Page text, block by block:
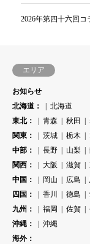
2026年第四十六回コ
エリア
お知らせ
北海道：
北海道
東北：
青森 秋田
関東：
茨城 栃木
中部：
長野 山梨
関西：
大阪 滋賀
中国：
岡山 広島
四国：
香川 徳島
九州：
福岡 佐賀
沖縄：
沖縄
海外：